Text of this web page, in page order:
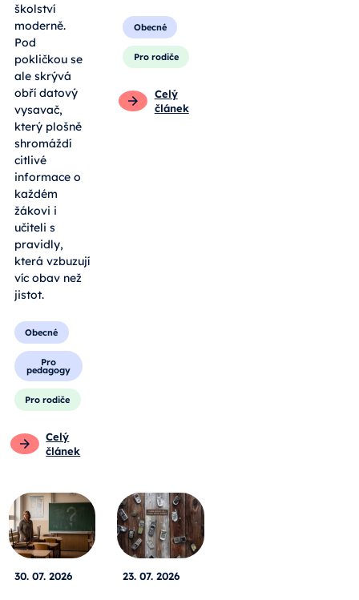
školství
moderně.
Pod
pokličkou se
ale skrývá
obří datový
vysavač,
který plošně
shromáždí
citlivé
informace o
každém
žákovi i
učiteli s
pravidly,
která vzbuzují
víc obav než
jistot.
Obecné
Pro
pedagogy
Pro rodiče
Celý
článek
Obecné
Pro rodiče
Celý
článek
30. 07. 2026 23. 07. 2026